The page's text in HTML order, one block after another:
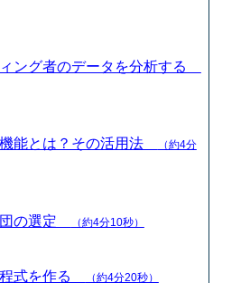
ング者のデータを分析する
能とは？その活用法
（約4分
団の選定 （約4分10秒）
程式を作る （約4分20秒）